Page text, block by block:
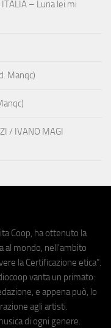
ITALIA – Luna lei mi
Manqc)
/ IVANO MAGI
Coop, ha ottenuto la
al mondo, nell'ambito
la Certificazione etica".
vanta un primato:
e appena può, lo
agli artisti.
di ogni genere.